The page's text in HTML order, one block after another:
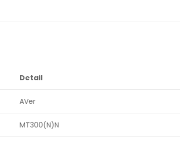
Detail
AVer
MT300(N)N